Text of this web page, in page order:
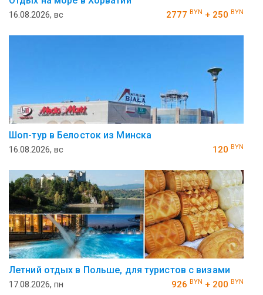
16.08.2026, вс 2777 BYN + 250 BYN
Шоп-тур в Белосток из Минска
16.08.2026, вс 120 BYN
Летний отдых в Польше, для туристов с визами
17.08.2026, пн 926 BYN + 200 BYN